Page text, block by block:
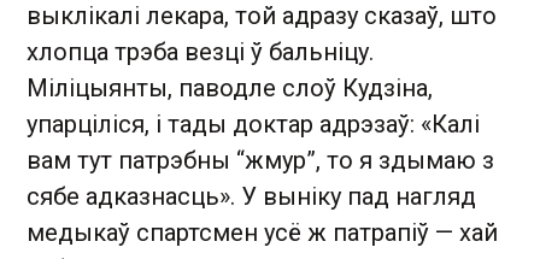
выклікалі лекара, той адразу сказаў, што
хлопца трэба везці ў бальніцу.
Міліцыянты, паводле слоў Кудзіна,
упарціліся, і тады доктар адрэзаў: «Калі
вам тут патрэбны “жмур”, то я здымаю з
сябе адказнасць». У выніку пад нагляд
медыкаў спартсмен усё ж патрапіў — хай